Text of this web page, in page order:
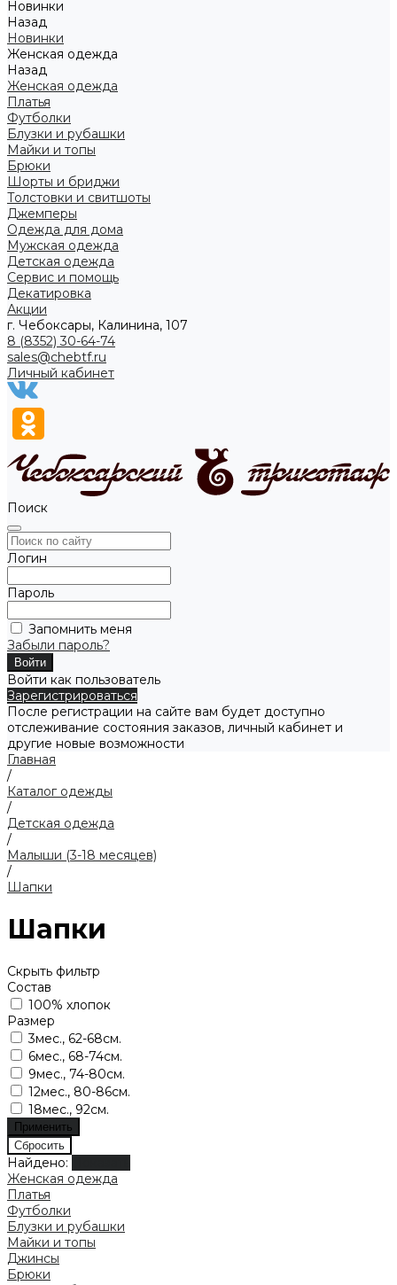
Новинки
Назад
Новинки
Женская одежда
Назад
Женская одежда
Платья
Футболки
Блузки и рубашки
Майки и топы
Брюки
Шорты и бриджи
Толстовки и свитшоты
Джемперы
Одежда для дома
Мужская одежда
Детская одежда
Сервис и помощь
Декатировка
Акции
г. Чебоксары, Калинина, 107
8 (8352) 30-64-74
sales@chebtf.ru
Личный кабинет
Поиск
Логин
Пароль
Запомнить меня
Забыли пароль?
Войти как пользователь
Зарегистрироваться
После регистрации на сайте вам будет доступно
отслеживание состояния заказов, личный кабинет и
другие новые возможности
Главная
/
Каталог одежды
/
Детская одежда
/
Малыши (3-18 месяцев)
/
Шапки
Шапки
Скрыть фильтр
Состав
100% хлопок
Размер
3мес., 62-68см.
6мес., 68-74см.
9мес., 74-80см.
12мес., 80-86см.
18мес., 92см.
Найдено:
Женская одежда
Платья
Футболки
Блузки и рубашки
Майки и топы
Джинсы
Брюки